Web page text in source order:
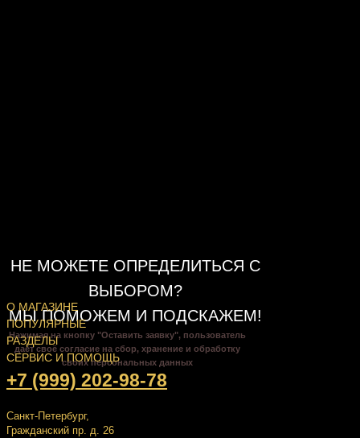
НЕ МОЖЕТЕ ОПРЕДЕЛИТЬСЯ С
ВЫБОРОМ?
МЫ ПОМОЖЕМ И ПОДСКАЖЕМ!
Нажимая на кнопку "Оставить заявку", пользователь
даёт своё согласие на сбор, хранение и обработку
своих персональных данных
О МАГАЗИНЕ
ПОПУЛЯРНЫЕ
РАЗДЕЛЫ
СЕРВИС И ПОМОЩЬ
+7 (999) 202-98-78
Санкт-Петербург,
Гражданский пр. д. 26